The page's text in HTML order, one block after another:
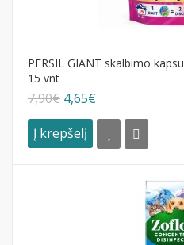
PERSIL GIANT skalbimo
15 vnt
7,90€ 4,65€
Į krepšelį